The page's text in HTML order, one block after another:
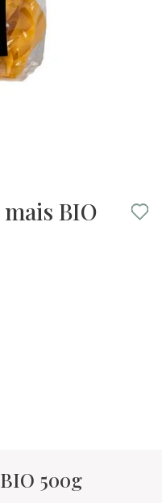
BIO
500g